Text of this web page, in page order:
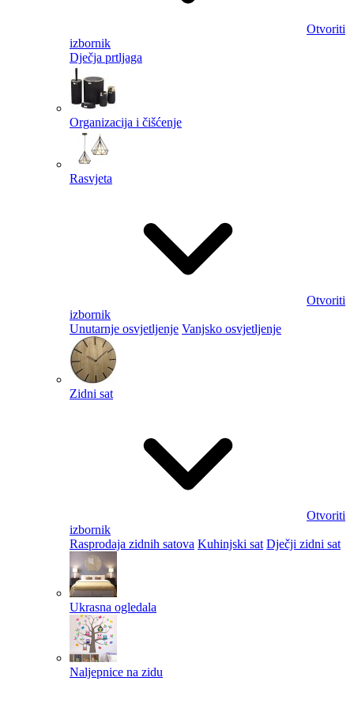
Otvoriti
izbornik
Dječja prtljaga
Organizacija i čišćenje
Rasvjeta
Otvoriti
izbornik
Unutarnje osvjetljenje Vanjsko osvjetljenje
Zidni sat
Otvoriti
izbornik
Rasprodaja zidnih satova Kuhinjski sat Dječji zidni sat
Ukrasna ogledala
Naljepnice na zidu